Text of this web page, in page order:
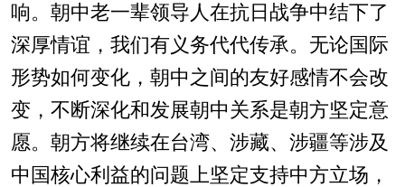
响。朝中老一辈领导人在抗日战争中结下了
深厚情谊，我们有义务代代传承。无论国际
形势如何变化，朝中之间的友好感情不会改
变，不断深化和发展朝中关系是朝方坚定意
愿。朝方将继续在台湾、涉藏、涉疆等涉及
中国核心利益的问题上坚定支持中方立场，